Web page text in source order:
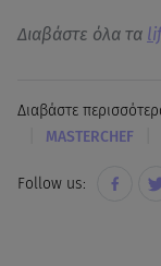
Διαβάστε όλα τα
Διαβάστε
MASTERCHEF
Follow us: